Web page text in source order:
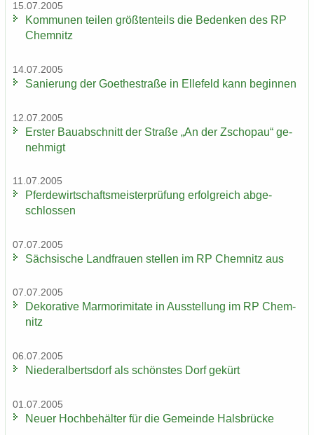
15.07.2005
Kom­mu­nen tei­len größ­ten­teils die Be­den­ken des RP
Chem­nitz
14.07.2005
Sa­nie­rung der Goe­the­stra­ße in El­le­feld kann be­gin­nen
12.07.2005
Ers­ter Bau­ab­schnitt der Stra­ße „An der Zscho­pau“ ge­
neh­migt
11.07.2005
Pfer­de­wirt­schafts­meis­ter­prü­fung er­folg­reich ab­ge­
schlos­sen
07.07.2005
Säch­si­sche Land­frau­en stel­len im RP Chem­nitz aus
07.07.2005
De­ko­ra­ti­ve Mar­mo­r­imi­ta­te in Aus­stel­lung im RP Chem­
nitz
06.07.2005
Nie­der­al­berts­dorf als schöns­tes Dorf ge­kürt
01.07.2005
Neuer Hoch­be­häl­ter für die Ge­mein­de Hals­brü­cke